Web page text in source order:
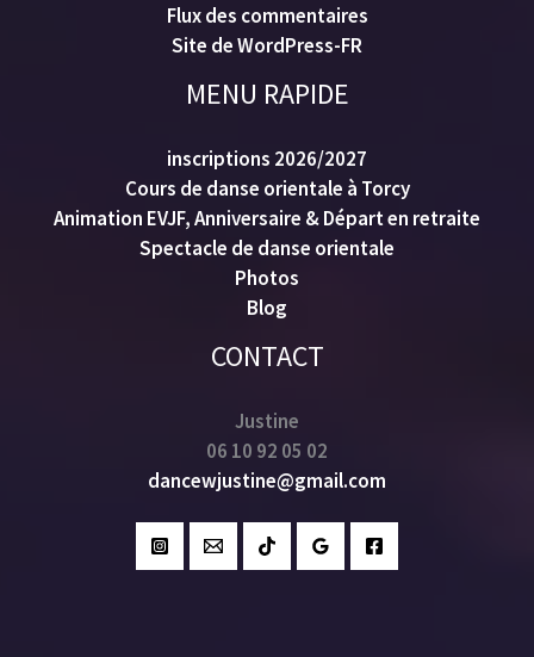
Flux des commentaires
Site de WordPress-FR
MENU RAPIDE
inscriptions 2026/2027
Cours de danse orientale à Torcy
Animation EVJF, Anniversaire & Départ en retraite
Spectacle de danse orientale
Photos
Blog
CONTACT
Justine
06 10 92 05 02
dancewjustine@gmail.com